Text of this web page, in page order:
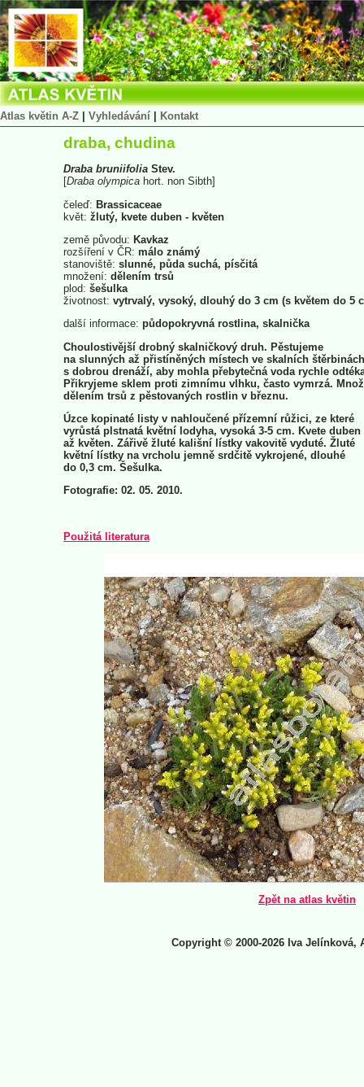
Atlas květin A-Z Vyhledávání Kontakt
draba, chudina
Draba bruniifolia Stev.
[Draba olympica hort. non Sibth]
čeleď: Brassicaceae
květ: žlutý, kvete duben - květen
země původu: Kavkaz
rozšíření v ČR: málo známý
stanoviště: slunné, půda suchá, písčitá
množení: dělením trsů
plod: šešulka
životnost: vytrvalý, vysoký, dlouhý do 3 cm (s květem do 5
další informace: půdopokryvná rostlina, skalnička
Choulostivější drobný skalničkový druh. Pěstujeme
na slunných až přistíněných místech ve skalních štěrbinách
s dobrou drenáží, aby mohla přebytečná voda rychle
Přikryjeme sklem proti zimnímu vlhku, často vymrzá.
dělením trsů z pěstovaných rostlin v březnu.
Úzce kopinaté listy v nahloučené přízemní růžici, ze které
vyrůstá plstnatá květní lodyha, vysoká 3-5 cm. Kvete duben
až květen. Zářivě žluté kališní lístky vakovitě vyduté. Žluté
květní lístky na vrcholu jemně srdčitě vykrojené, dlouhé
do 0,3 cm. Šešulka.
Fotografie: 02. 05. 2010.
Použitá literatura
Zpět na atlas květin
Copyright © 2000-2026 Iva Jelínková,